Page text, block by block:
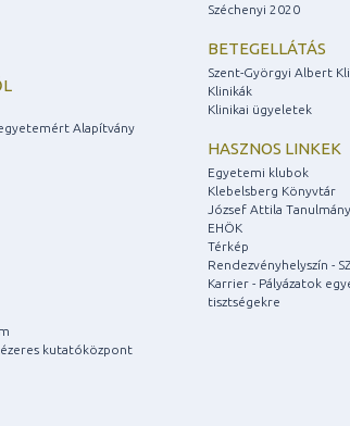
Alapítvány
lézeres kutatóközpont
Széchenyi 2020
BETEGELLÁTÁS
Szent-Györgyi Albert
Klinikák
Klinikai ügyeletek
HASZNOS LINKEK
Egyetemi klubok
Klebelsberg Könyvtár
József Attila
EHÖK
Térkép
Rendezvényhelyszín -
Karrier - Pályázatok
tisztségekre